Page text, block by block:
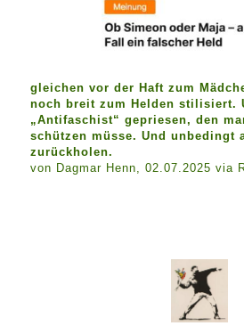
gleichen vor der Haft zum
noch breit zum Helden stilisiert.
„Antifaschist“ gepriesen, den
schützen müsse. Und unbedingt
zurückholen.
von Dagmar Henn, 02.07.2025 via